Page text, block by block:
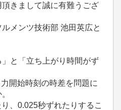
きまして誠に有難うござ
メンツ技術部 池田英広と
と「立ち上がり時間がず
開始時刻の時差を問題に
秒ずれたりするこ